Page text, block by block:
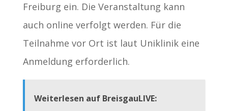
Freiburg ein. Die Veranstaltung kann
auch online verfolgt werden. Für die
Teilnahme vor Ort ist laut Uniklinik eine
Anmeldung erforderlich.
Weiterlesen auf BreisgauLIVE: